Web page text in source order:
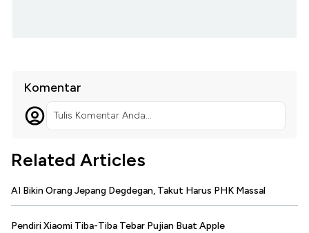
Komentar
Tulis Komentar Anda...
Related Articles
AI Bikin Orang Jepang Degdegan, Takut Harus PHK Massal
Pendiri Xiaomi Tiba-Tiba Tebar Pujian Buat Apple